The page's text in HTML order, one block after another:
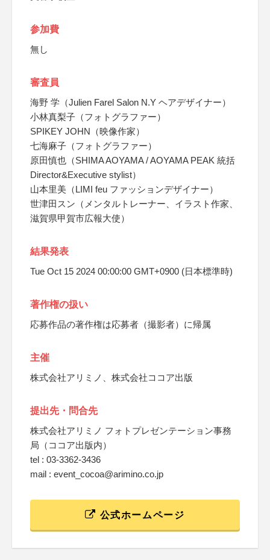
参加費
無し
審査員
海野 学（Julien Farel Salon N.Y ヘアデザイナー）
小林真梨子（フォトグラファー）
SPIKEY JOHN（映像作家）
七海麻子（フォトグラファー）
原田慎也（SHIMA AOYAMA / AOYAMA PEAK 統括
Director&Executive stylist）
山本里美（LIMI feu ファッションデザイナー）
世津田スン（メンタルトレーナー、イラスト作家、
滋賀県甲賀市広報大使）
結果発表
Tue Oct 15 2024 00:00:00 GMT+0900 (日本標準時)
著作権の扱い
応募作品の著作権は応募者（撮影者）に帰属
主催
株式会社アリミノ、株式会社ココア出版
提出先・問合先
株式会社アリミノ フォトプレゼンテーション事務
局（ココア出版内）
tel : 03-3362-3436
mail : event_cocoa@arimino.co.jp
公式ホームページ